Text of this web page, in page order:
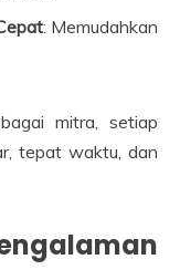
: Memudahkan
mitra, setiap
tepat waktu, dan